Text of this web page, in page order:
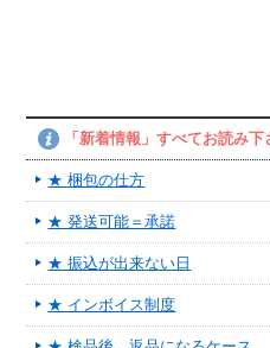
「新着情報」すべてお読み下
★ 梱包の仕方
★ 発送可能＝承諾
★ 振込が出来ない日
★ インボイス制度